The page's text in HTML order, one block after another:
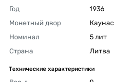
Год
1936
Монетный двор
Каунас
Номинал
5 лит
Страна
Литва
Технические характеристики